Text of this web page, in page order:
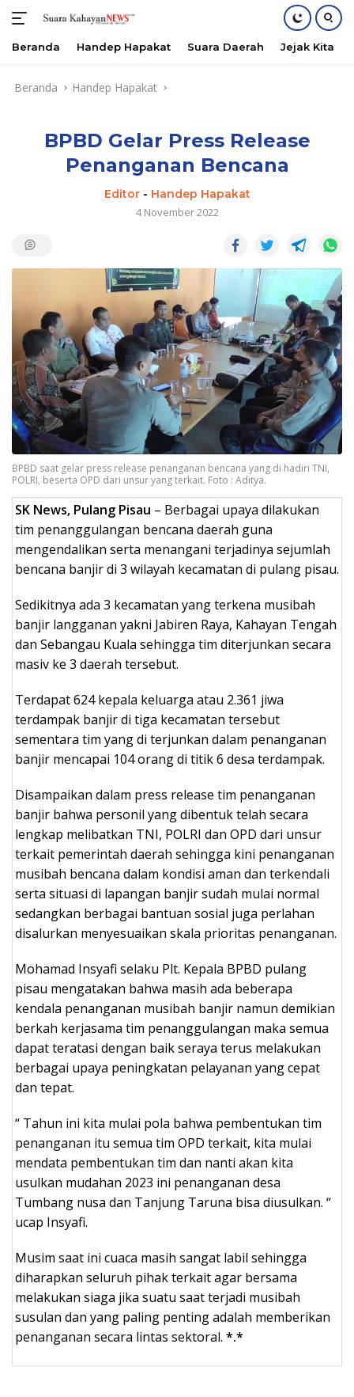
Beranda Handep Hapakat Suara Daerah Jejak Kita
Beranda Handep Hapakat
BPBD Gelar Press Release
Penanganan Bencana
Editor- Handep Hapakat
4 November 2022
BPBD saat gelar press release penanganan bencana yang di hadiri TNI,
POLRI, beserta OPD dari unsur yang terkait. Foto : Aditya.
SK News, Pulang Pisau – Berbagai upaya dilakukan
tim penanggulangan bencana daerah guna
mengendalikan serta menangani terjadinya sejumlah
bencana banjir di 3 wilayah kecamatan di pulang pisau.
Sedikitnya ada 3 kecamatan yang terkena musibah
banjir langganan yakni Jabiren Raya, Kahayan Tengah
dan Sebangau Kuala sehingga tim diterjunkan secara
masiv ke 3 daerah tersebut.
Terdapat 624 kepala keluarga atau 2.361 jiwa
terdampak banjir di tiga kecamatan tersebut
sementara tim yang di terjunkan dalam penanganan
banjir mencapai 104 orang di titik 6 desa terdampak.
Disampaikan dalam press release tim penanganan
banjir bahwa personil yang dibentuk telah secara
lengkap melibatkan TNI, POLRI dan OPD dari unsur
terkait pemerintah daerah sehingga kini penanganan
musibah bencana dalam kondisi aman dan terkendali
serta situasi di lapangan banjir sudah mulai normal
sedangkan berbagai bantuan sosial juga perlahan
disalurkan menyesuaikan skala prioritas penanganan.
Mohamad Insyafi selaku Plt. Kepala BPBD pulang
pisau mengatakan bahwa masih ada beberapa
kendala penanganan musibah banjir namun demikian
berkah kerjasama tim penanggulangan maka semua
dapat teratasi dengan baik seraya terus melakukan
berbagai upaya peningkatan pelayanan yang cepat
dan tepat.
“ Tahun ini kita mulai pola bahwa pembentukan tim
penanganan itu semua tim OPD terkait, kita mulai
mendata pembentukan tim dan nanti akan kita
usulkan mudahan 2023 ini penanganan desa
Tumbang nusa dan Tanjung Taruna bisa diusulkan. “
ucap Insyafi.
Musim saat ini cuaca masih sangat labil sehingga
diharapkan seluruh pihak terkait agar bersama
melakukan siaga jika suatu saat terjadi musibah
susulan dan yang paling penting adalah memberikan
penanganan secara lintas sektoral. *.*